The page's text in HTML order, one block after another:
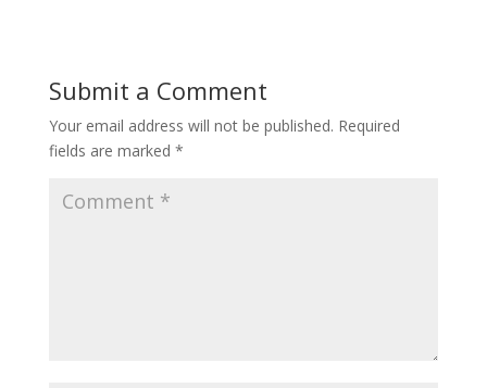
Submit a Comment
Your email address will not be published. Required
fields are marked *